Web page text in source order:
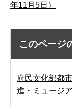
年11月5日）
このページ
府民文化部都
進・ミュージ